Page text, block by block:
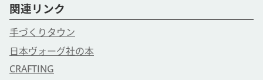
関連リンク
手づくりタウン
日本ヴォーグ社の本
CRAFTING